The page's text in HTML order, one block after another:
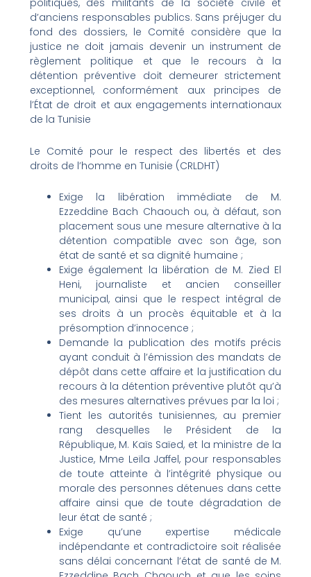
politiques, des militants de la société civile et
d’anciens responsables publics. Sans préjuger du
fond des dossiers, le Comité considère que la
justice ne doit jamais devenir un instrument de
règlement politique et que le recours à la
détention préventive doit demeurer strictement
exceptionnel, conformément aux principes de
l’État de droit et aux engagements internationaux
de la Tunisie
Le Comité pour le respect des libertés et des
droits de l’homme en Tunisie (CRLDHT)
Exige la libération immédiate de M.
Ezzeddine Bach Chaouch ou, à défaut, son
placement sous une mesure alternative à la
détention compatible avec son âge, son
état de santé et sa dignité humaine ;
Exige également la libération de M. Zied El
Heni, journaliste et ancien conseiller
municipal, ainsi que le respect intégral de
ses droits à un procès équitable et à la
présomption d’innocence ;
Demande la publication des motifs précis
ayant conduit à l’émission des mandats de
dépôt dans cette affaire et la justification du
recours à la détention préventive plutôt qu’à
des mesures alternatives prévues par la loi ;
Tient les autorités tunisiennes, au premier
rang desquelles le Président de la
République, M. Kaïs Saïed, et la ministre de la
Justice, Mme Leïla Jaffel, pour responsables
de toute atteinte à l’intégrité physique ou
morale des personnes détenues dans cette
affaire ainsi que de toute dégradation de
leur état de santé ;
Exige qu’une expertise médicale
indépendante et contradictoire soit réalisée
sans délai concernant l’état de santé de M.